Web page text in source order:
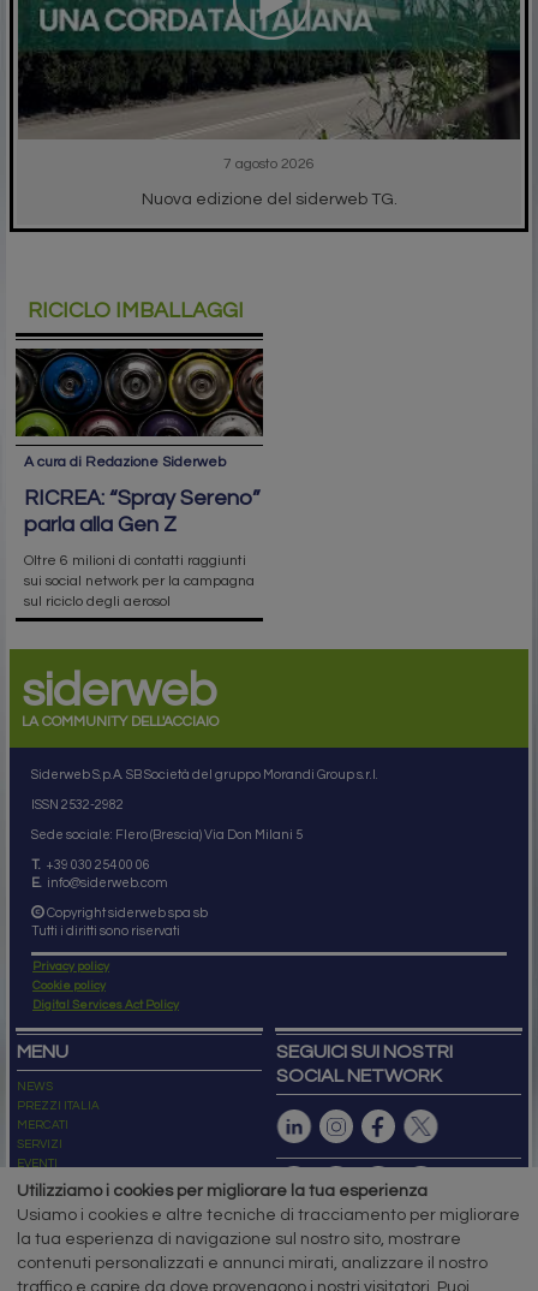
7 agosto 2026
Nuova edizione del siderweb TG.
RICICLO IMBALLAGGI
A cura di Redazione Siderweb
RICREA: “Spray Sereno”
parla alla Gen Z
Oltre 6 milioni di contatti raggiunti
sui social network per la campagna
sul riciclo degli aerosol
siderweb
LA COMMUNITY DELL'ACCIAIO
Siderweb S.p.A. SB Società del gruppo Morandi Group s.r.l.
ISSN 2532-2982
Sede sociale: Flero (Brescia) Via Don Milani 5
T. +39 030 254 00 06
E.
info@siderweb.com
Copyright siderweb spa sb
Tutti i diritti sono riservati
Privacy policy
Cookie policy
Digital Services Act Policy
MENU
NEWS
PREZZI ITALIA
MERCATI
SERVIZI
EVENTI
ABBONAMENTI
NEWSLETTER
SEGUICI SUI NOSTRI
SOCIAL NETWORK
Capitale Sociale: 190.000€ interamente versato
Registro delle Imprese di Brescia
Codice Fiscale e Partita I.V.A.:IT03562320170
Utilizziamo i cookies per migliorare la tua esperienza
Usiamo i cookies e altre tecniche di tracciamento per migliorare
la tua esperienza di navigazione sul nostro sito, mostrare
contenuti personalizzati e annunci mirati, analizzare il nostro
traffico e capire da dove provengono i nostri visitatori. Puoi